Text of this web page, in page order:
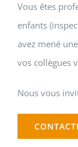
Vous êtes
enfants
avez mené
vos collègues
Nous vous